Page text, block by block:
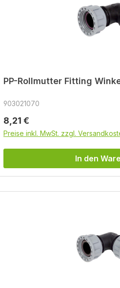
PP-Rollmutter Fitting
903021070
Regulärer Preis:
8,21 €
Preise inkl. MwSt. zzgl.
In den